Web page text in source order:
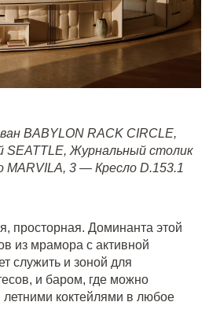
BABYLON RACK CIRCLE,
SEATTLE, Журнальный столик
MARVILA, 3 — Кресло D.153.1
просторная. Доминанта этой
из мрамора с активной
служить и зоной для
и баром, где можно
коктейлями в любое